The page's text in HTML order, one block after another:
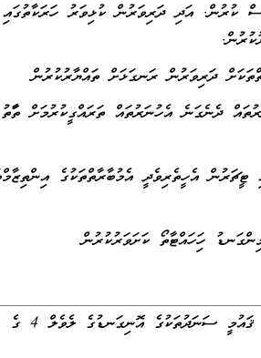
ކުރުން. އަދި ދަރިވަރުން ކުޅިވަރު ހަރަކާތުގައި
ދަރިވަރުން ރަނގަޅަށް ތައްޔާރުކުރުން
ދެނެގަނެ އެހުނަރުތައް ތަރައްގީކުރުމަށް ތަފާތު
އެހީތެރިވެދީ އެމުބާރާތްތަކުގެ
ހިފަހައްޓާތޯ ކަށަވަރުކުރުން
މަޤާމުގެ މަސައްކަތާ ގުޅުންހުރި ދާއިރާއަކުން ދިވެހިރާއްޖޭގެ ޤައުމީ ސަނަދުތަކުގެ އޮނިގަނޑުގެ ލެވެލް 4 ގެ